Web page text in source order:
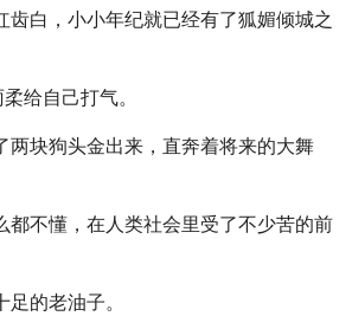
齿白，小小年纪就已经有了狐媚倾城之
给自己打气。
两块狗头金出来，直奔着将来的大舞
都不懂，在人类社会里受了不少苦的前
的老油子。